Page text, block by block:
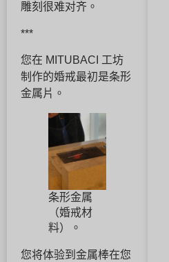
雕刻很难对齐。
***
您在 MITUBACI 工坊
制作的婚戒最初是条形
金属片。
条形金属
（婚戒材
料）。
您将体验到金属棒在您